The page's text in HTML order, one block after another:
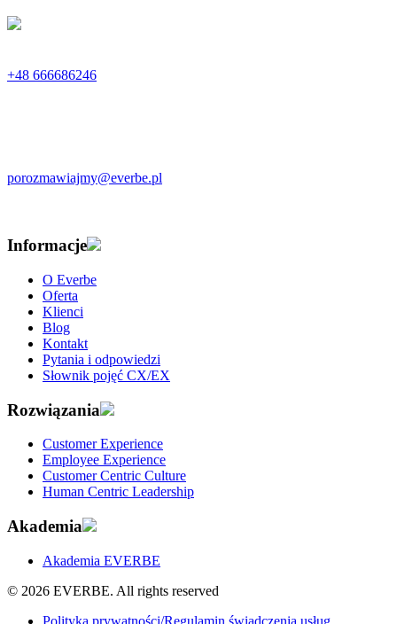
+48 666686246
porozmawiajmy@everbe.pl
Informacje
O Everbe
Oferta
Klienci
Blog
Kontakt
Pytania i odpowiedzi
Słownik pojęć CX/EX
Rozwiązania
Customer Experience
Employee Experience
Customer Centric Culture
Human Centric Leadership
Akademia
Akademia EVERBE
© 2026 EVERBE. All rights reserved
Polityka prywatności/Regulamin świadczenia usług